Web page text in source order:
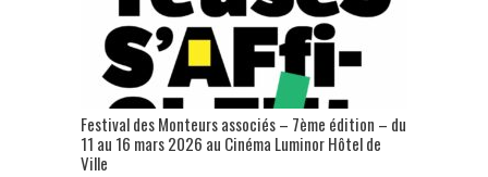
Festival des Monteurs associés – 7ème édition – du
11 au 16 mars 2026 au Cinéma Luminor Hôtel de
Ville